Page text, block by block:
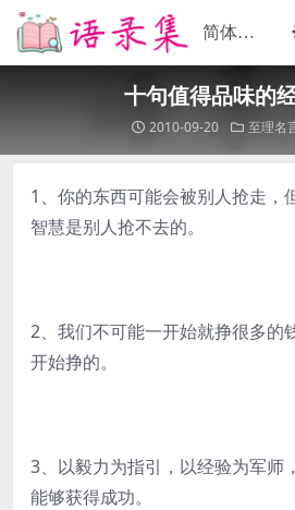
十句值得品味的
2010-09-20 至理名
1、你的东西可能会被别人抢走，
智慧是别人抢不去的。
2、我们不可能一开始就挣很多的
开始挣的。
3、以毅力为指引，以经验为军师
能够获得成功。